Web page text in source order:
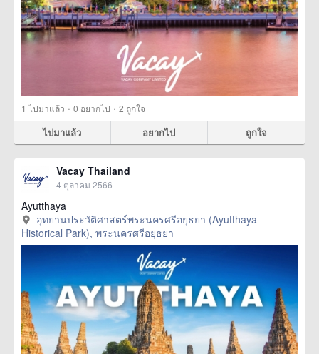
1 ไปมาแล้ว · 0 อยากไป · 2 ถูกใจ
ไปมาแล้ว อยากไป ถูกใจ
Vacay Thailand
4 ตุลาคม 2566
Ayutthaya
อุทยานประวัติศาสตร์พระนครศรีอยุธยา (Ayutthaya
Historical Park), พระนครศรีอยุธยา